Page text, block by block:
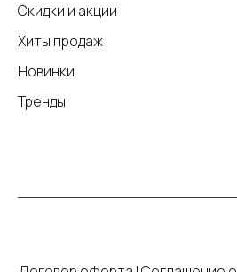
Скидки и акции
Хиты продаж
Новинки
Тренды